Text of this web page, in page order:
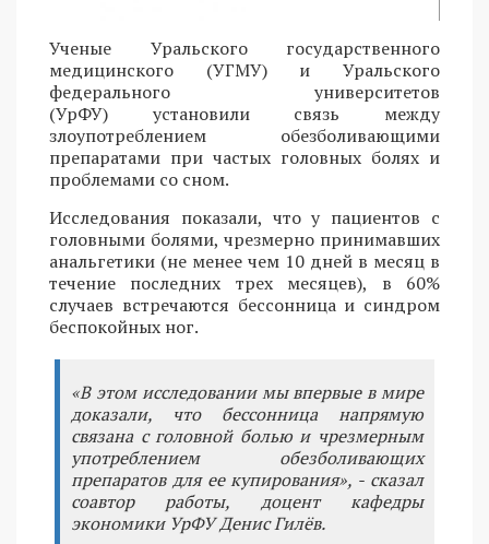
Ученые Уральского государственного
медицинского (УГМУ) и Уральского
федерального университетов
(УрФУ) установили связь между
злоупотреблением обезболивающими
препаратами при частых головных болях и
проблемами со сном.
Исследования показали, что у пациентов с
головными болями, чрезмерно принимавших
анальгетики (не менее чем 10 дней в месяц в
течение последних трех месяцев), в 60%
случаев встречаются бессонница и синдром
беспокойных ног.
«В этом исследовании мы впервые в мире
доказали, что бессонница напрямую
связана с головной болью и чрезмерным
употреблением обезболивающих
препаратов для ее купирования», - сказал
соавтор работы, доцент кафедры
экономики УрФУ Денис Гилёв.